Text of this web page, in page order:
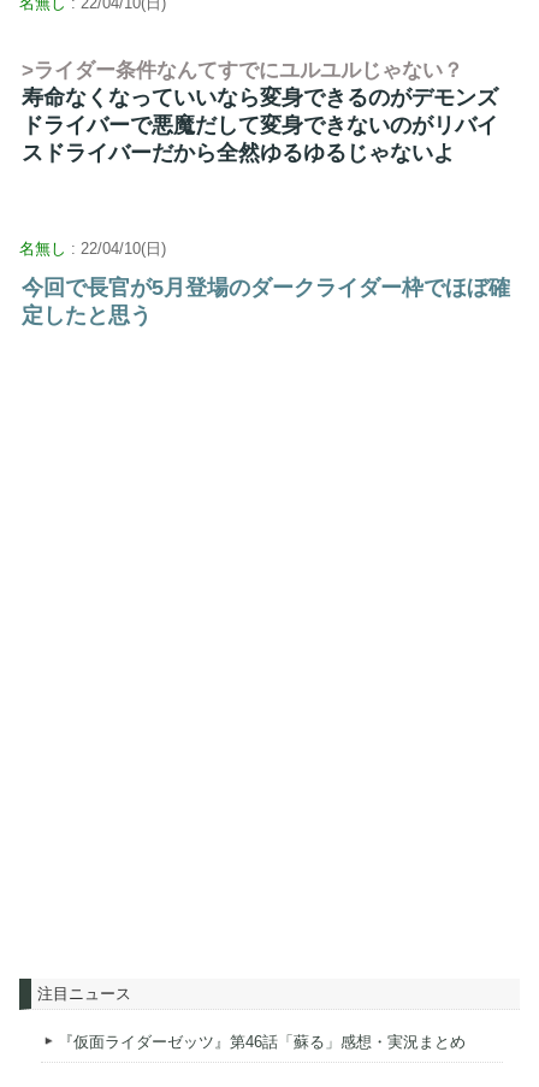
>ライダー条件なんてすでにユルユルじゃない？
寿命なくなっていいなら変身できるのがデモンズ
ドライバーで悪魔だして変身できないのがリバイ
スドライバーだから全然ゆるゆるじゃないよ
名無し : 22/04/10(日)
今回で長官が5月登場のダークライダー枠でほぼ確
定したと思う
注目ニュース
『仮面ライダーゼッツ』第46話「蘇る」感想・実況まとめ